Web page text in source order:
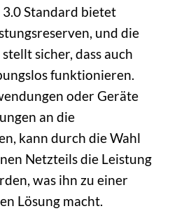
Standard bietet
und die
sicher, dass auch
funktionieren.
oder Geräte
an die
kann durch die Wahl
Netzteils die Leistung
was ihn zu einer
Lösung macht.